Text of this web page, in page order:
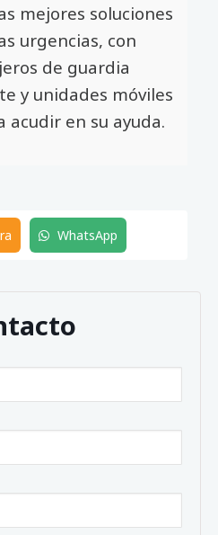
mejores soluciones
urgencias, con
de guardia
y unidades móviles
acudir en su ayuda.
WhatsApp